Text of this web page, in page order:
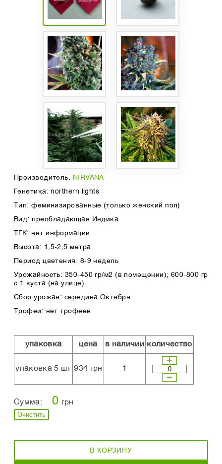
Производитель: NIRVANA
Генетика: northern lights
Тип: феминизированные (только женский пол)
Вид: преобладающая Индика
ТГК: нет информации
Высота: 1,5-2,5 метра
Период цветения: 8-9 недель
Урожайность: 350-450 гр/м2 (в помещении); 600-800 гр
с 1 куста (на улице)
Сбор урожая: середина Октября
Трофеи: нет трофеев
упаковка цена в наличии количество
упаковка 5 шт 934 грн 1
Сумма: 0 грн
Очистить
В КОРЗИНУ